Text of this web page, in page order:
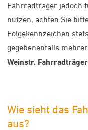
Fahrradträger jedoch
nutzen, achten Sie
Folgekennzeichen
gegebenenfalls
Weinstr.
Wie sieht das
aus?